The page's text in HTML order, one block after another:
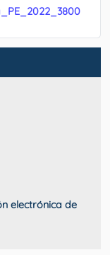
electrónica de